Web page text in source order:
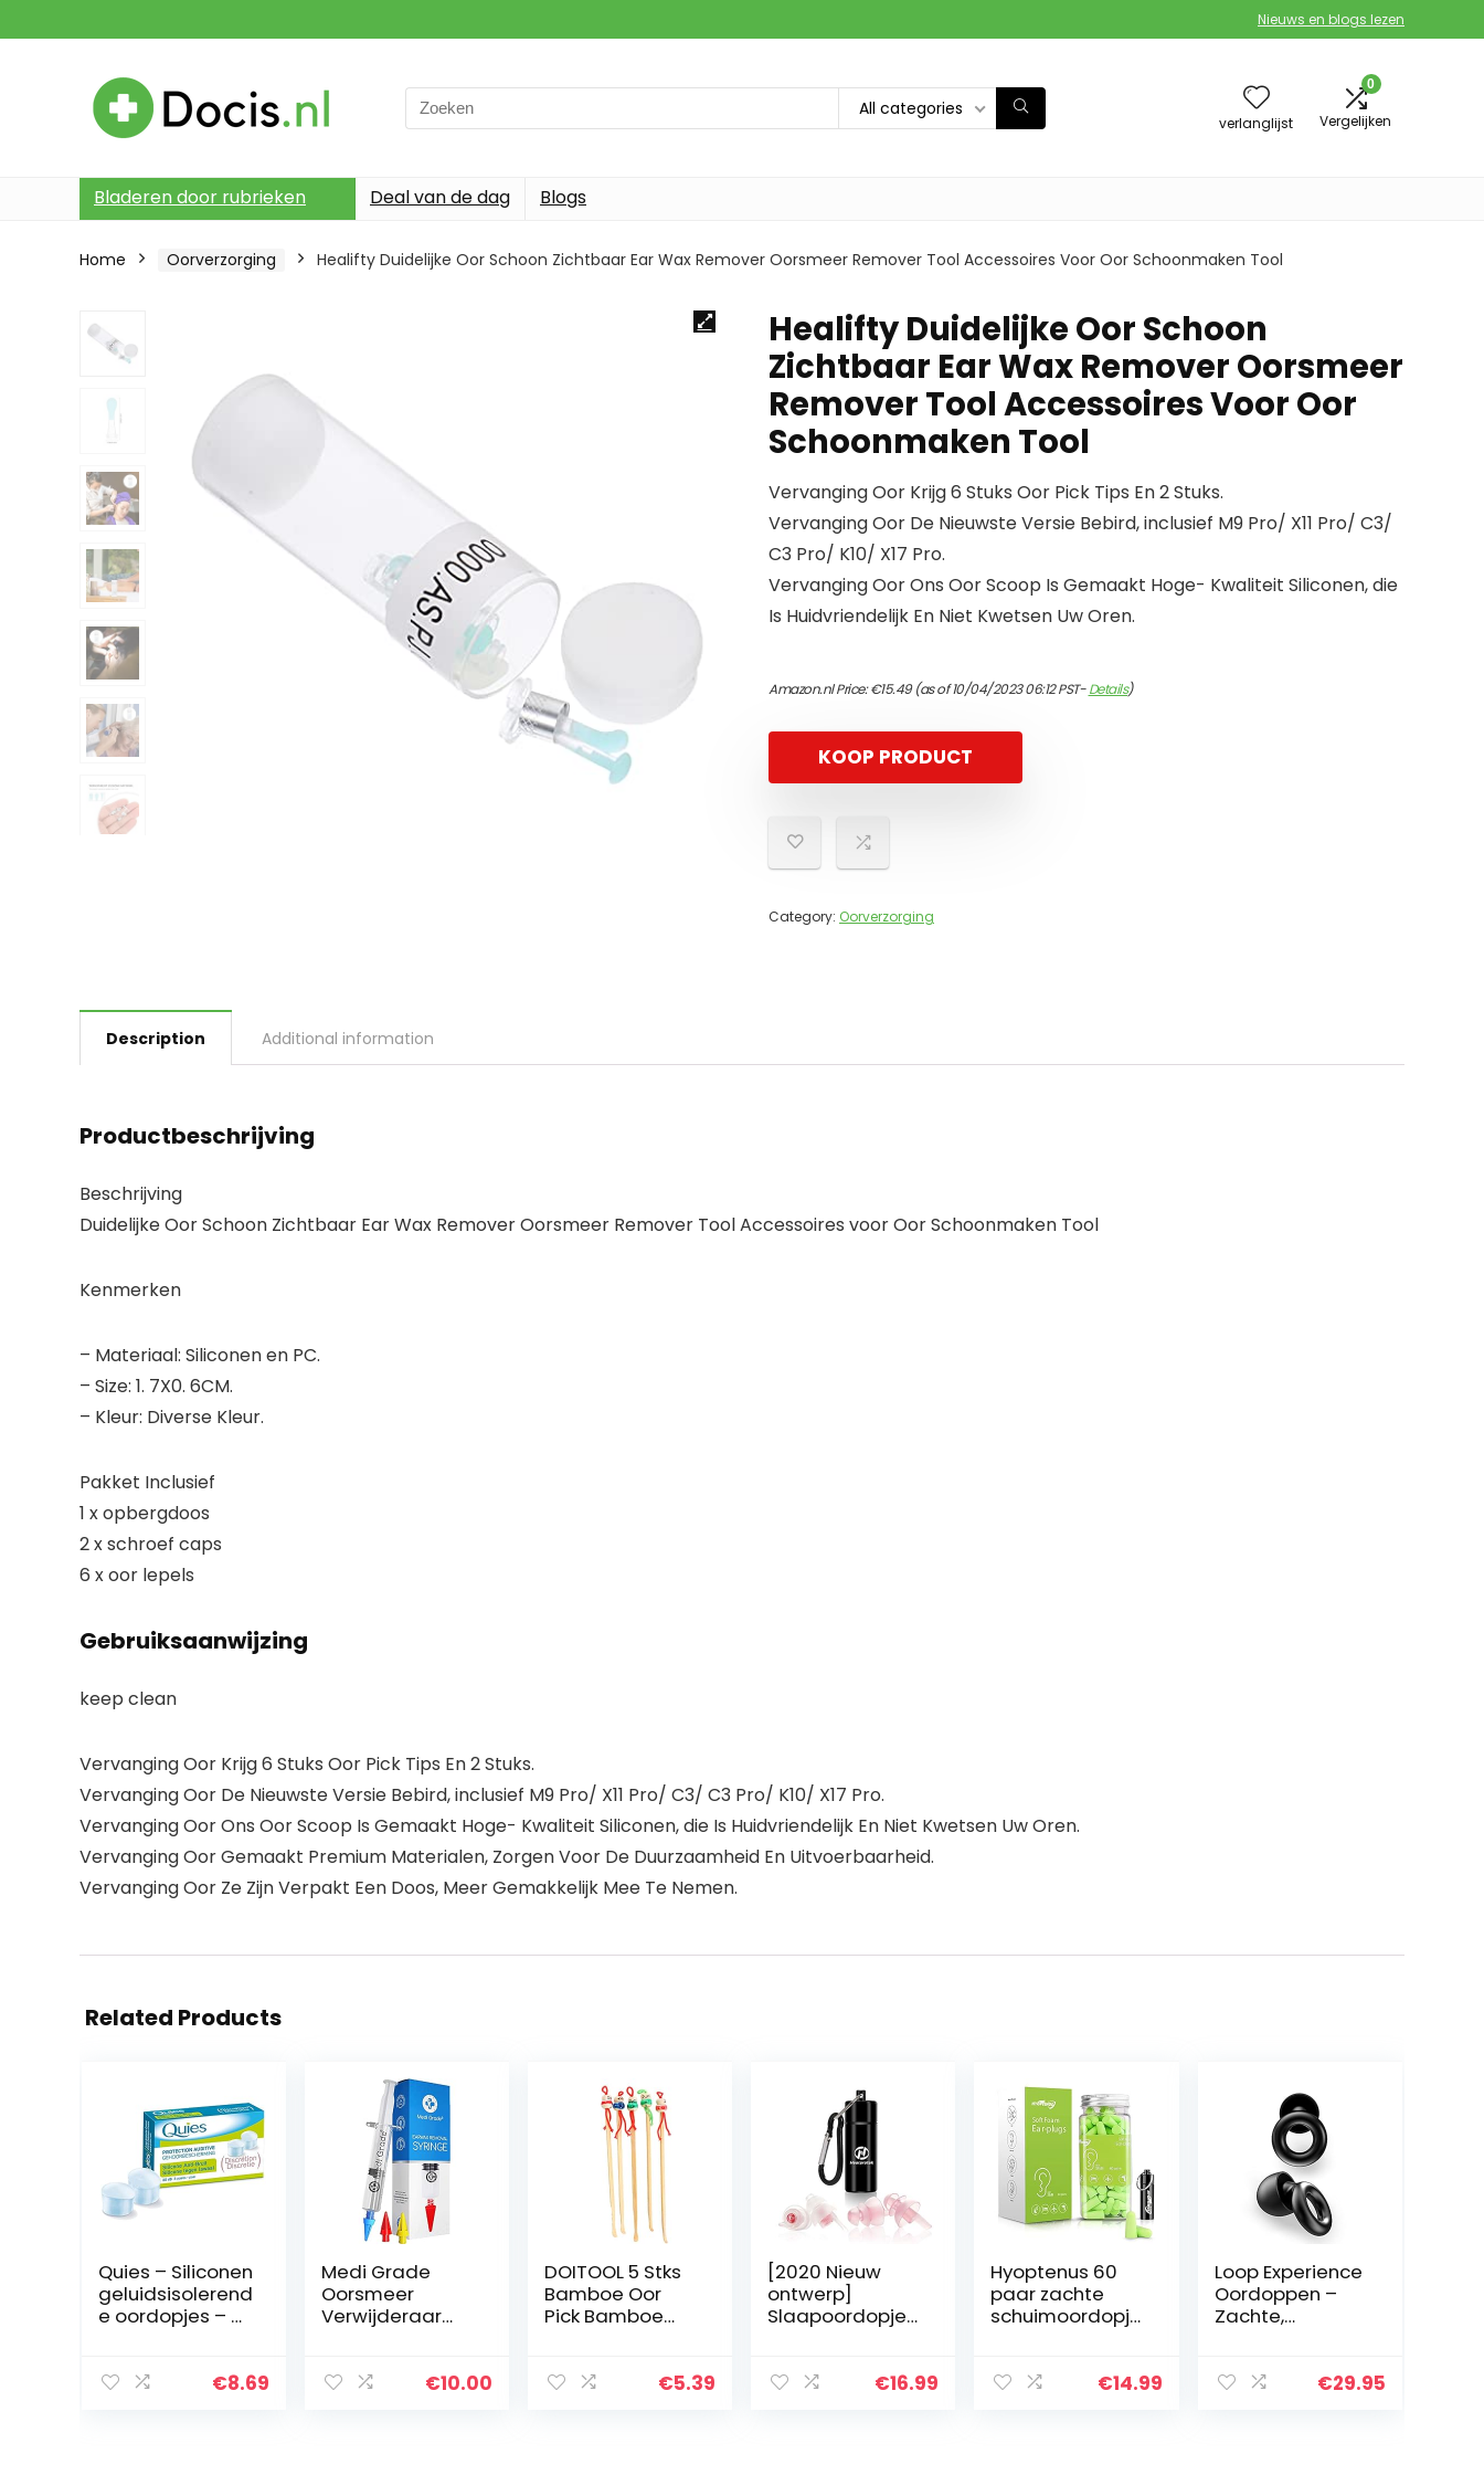
Nieuws en blogs lezen
Search
for:
All categories
verlanglijst
0
Vergelijken
Bladeren door rubrieken Deal van de dag Blogs
Home Oorverzorging Healifty Duidelijke Oor Schoon Zichtbaar Ear Wax Remover Oorsmeer Remover Tool Accessoires Voor Oor Schoonmaken Tool
Healifty Duidelijke Oor Schoon
Zichtbaar Ear Wax Remover Oorsmeer
Remover Tool Accessoires Voor Oor
Schoonmaken Tool
Vervanging Oor Krijg 6 Stuks Oor Pick Tips En 2 Stuks.
Vervanging Oor De Nieuwste Versie Bebird, inclusief M9 Pro/ X11 Pro/ C3/
C3 Pro/ K10/ X17 Pro.
Vervanging Oor Ons Oor Scoop Is Gemaakt Hoge- Kwaliteit Siliconen, die
Is Huidvriendelijk En Niet Kwetsen Uw Oren.
Amazon.nl Price:€15.49(as of 10/04/2023 06:12 PST-Details)
KOOP PRODUCT
Category: Oorverzorging
Description Additional information
Productbeschrijving
Beschrijving
Duidelijke Oor Schoon Zichtbaar Ear Wax Remover Oorsmeer Remover Tool Accessoires voor Oor Schoonmaken Tool
Kenmerken
– Materiaal: Siliconen en PC.
– Size: 1. 7X0. 6CM.
– Kleur: Diverse Kleur.
Pakket Inclusief
1 x opbergdoos
2 x schroef caps
6 x oor lepels
Gebruiksaanwijzing
keep clean
Vervanging Oor Krijg 6 Stuks Oor Pick Tips En 2 Stuks.
Vervanging Oor De Nieuwste Versie Bebird, inclusief M9 Pro/ X11 Pro/ C3/ C3 Pro/ K10/ X17 Pro.
Vervanging Oor Ons Oor Scoop Is Gemaakt Hoge- Kwaliteit Siliconen, die Is Huidvriendelijk En Niet Kwetsen Uw Oren.
Vervanging Oor Gemaakt Premium Materialen, Zorgen Voor De Duurzaamheid En Uitvoerbaarheid.
Vervanging Oor Ze Zijn Verpakt Een Doos, Meer Gemakkelijk Mee Te Nemen.
Related Products
Quies – Siliconen
geluidsisolerend
e oordopjes – 3
€8.69
Medi Grade
Oorsmeer
Verwijderaar
Zachte,
€10.00
DOITOOL 5 Stks
Bamboe Oor
Pick Bamboe
Creatief
€5.39
[2020 Nieuw
ontwerp]
Slaapoordopjes,
voor dames, (32
€16.99
Hyoptenus 60
paar zachte
schuimoordopje
SNR,
€14.99
Loop Experience
Oordoppen –
Zachte,
ming in Silicone
€29.95